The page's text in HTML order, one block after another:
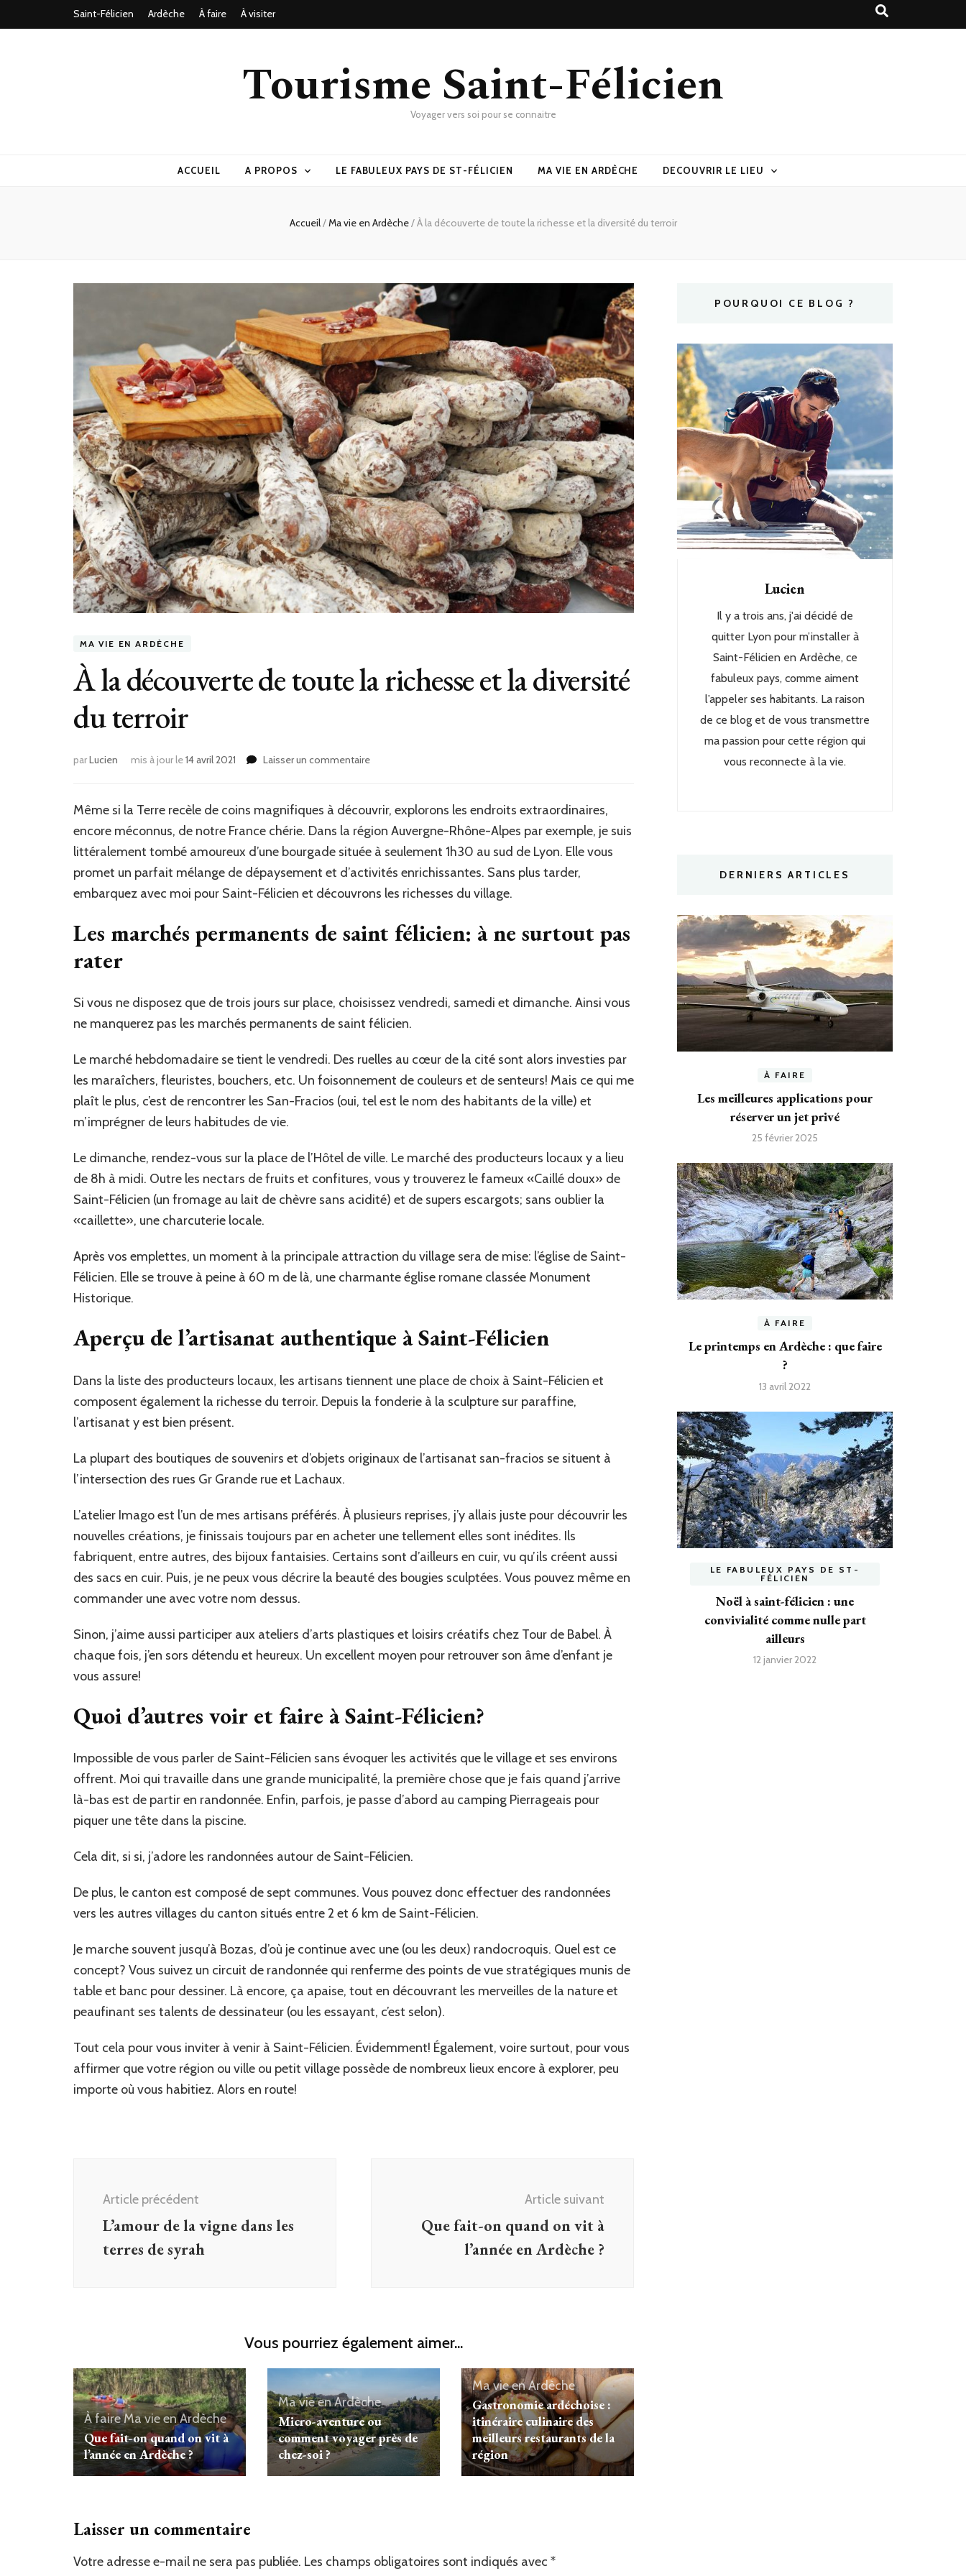
Saint-Félicien Ardèche À faire À visiter
Tourisme Saint-Félicien
Voyager vers soi pour se connaitre
ACCUEIL A PROPOS LE FABULEUX PAYS DE ST-FÉLICIEN MA VIE EN ARDÈCHE DECOUVRIR LE LIEU
Accueil/Ma vie en Ardèche/À la découverte de toute la richesse et la diversité du terroir
MA VIE EN ARDÈCHE
À la découverte de toute la richesse et la diversité
du terroir
parLucien mis à jour le14 avril 2021 Laisser un commentaire
découverte
toute
la
richesse
et
la
terroir
Même si la Terre recèle de coins magnifiques à découvrir, explorons les endroits extraordinaires,
encore méconnus, de notre France chérie. Dans la région Auvergne-Rhône-Alpes par exemple, je suis
littéralement tombé amoureux d’une bourgade située à seulement 1h30 au sud de Lyon. Elle vous
promet un parfait mélange de dépaysement et d’activités enrichissantes. Sans plus tarder,
embarquez avec moi pour Saint-Félicien et découvrons les richesses du village.
Les marchés permanents de saint félicien: à ne surtout pas
rater
Si vous ne disposez que de trois jours sur place, choisissez vendredi, samedi et dimanche. Ainsi vous
ne manquerez pas les marchés permanents de saint félicien.
Le marché hebdomadaire se tient le vendredi. Des ruelles au cœur de la cité sont alors investies par
les maraîchers, fleuristes, bouchers, etc. Un foisonnement de couleurs et de senteurs! Mais ce qui me
plaît le plus, c’est de rencontrer les San-Fracios (oui, tel est le nom des habitants de la ville) et
m’imprégner de leurs habitudes de vie.
Le dimanche, rendez-vous sur la place de l’Hôtel de ville. Le marché des producteurs locaux y a lieu
de 8h à midi. Outre les nectars de fruits et confitures, vous y trouverez le fameux «Caillé doux» de
Saint-Félicien (un fromage au lait de chèvre sans acidité) et de supers escargots; sans oublier la
«caillette», une charcuterie locale.
Après vos emplettes, un moment à la principale attraction du village sera de mise: l’église de Saint-
Félicien. Elle se trouve à peine à 60 m de là, une charmante église romane classée Monument
Historique.
Aperçu de l’artisanat authentique à Saint-Félicien
Dans la liste des producteurs locaux, les artisans tiennent une place de choix à Saint-Félicien et
composent également la richesse du terroir. Depuis la fonderie à la sculpture sur paraffine,
l’artisanat y est bien présent.
La plupart des boutiques de souvenirs et d’objets originaux de l’artisanat san-fracios se situent à
l’intersection des rues Gr Grande rue et Lachaux.
L’atelier Imago est l’un de mes artisans préférés. À plusieurs reprises, j’y allais juste pour découvrir les
nouvelles créations, je finissais toujours par en acheter une tellement elles sont inédites. Ils
fabriquent, entre autres, des bijoux fantaisies. Certains sont d’ailleurs en cuir, vu qu’ils créent aussi
des sacs en cuir. Puis, je ne peux vous décrire la beauté des bougies sculptées. Vous pouvez même en
commander une avec votre nom dessus.
Sinon, j’aime aussi participer aux ateliers d’arts plastiques et loisirs créatifs chez Tour de Babel. À
chaque fois, j’en sors détendu et heureux. Un excellent moyen pour retrouver son âme d’enfant je
vous assure!
Quoi d’autres voir et faire à Saint-Félicien?
Impossible de vous parler de Saint-Félicien sans évoquer les activités que le village et ses environs
offrent. Moi qui travaille dans une grande municipalité, la première chose que je fais quand j’arrive
là-bas est de partir en randonnée. Enfin, parfois, je passe d’abord au camping Pierrageais pour
piquer une tête dans la piscine.
Cela dit, si si, j’adore les randonnées autour de Saint-Félicien.
De plus, le canton est composé de sept communes. Vous pouvez donc effectuer des randonnées
vers les autres villages du canton situés entre 2 et 6 km de Saint-Félicien.
Je marche souvent jusqu’à Bozas, d’où je continue avec une (ou les deux) randocroquis. Quel est ce
concept? Vous suivez un circuit de randonnée qui renferme des points de vue stratégiques munis de
table et banc pour dessiner. Là encore, ça apaise, tout en découvrant les merveilles de la nature et
peaufinant ses talents de dessinateur (ou les essayant, c’est selon).
Tout cela pour vous inviter à venir à Saint-Félicien. Évidemment! Également, voire surtout, pour vous
affirmer que votre région ou ville ou petit village possède de nombreux lieux encore à explorer, peu
importe où vous habitiez. Alors en route!
d'article
Article précédent
L’amour de la vigne dans les
terres de syrah
Article suivant
Que fait-on quand on vit à
l’année en Ardèche ?
Vous pourriez également aimer...
À faireMa vie en Ardèche
Que fait-on quand on vit à
l’année en Ardèche ?
Ma vie en Ardèche
Micro-aventure ou
comment voyager près de
chez-soi ?
Ma vie en Ardèche
Gastronomie ardéchoise :
itinéraire culinaire des
meilleurs restaurants de la
région
Laisser un commentaire
Votre adresse e-mail ne sera pas publiée. Les champs obligatoires sont indiqués avec *
POURQUOI CE BLOG ?
Lucien
Il y a trois ans, j'ai décidé de
quitter Lyon pour m’installer à
Saint-Félicien en Ardèche, ce
fabuleux pays, comme aiment
l’appeler ses habitants. La raison
de ce blog et de vous transmettre
ma passion pour cette région qui
vous reconnecte à la vie.
DERNIERS ARTICLES
À FAIRE
Les meilleures applications pour
réserver un jet privé
25 février 2025
À FAIRE
Le printemps en Ardèche : que faire
?
13 avril 2022
LE FABULEUX PAYS DE ST-
FÉLICIEN
Noël à saint-félicien : une
convivialité comme nulle part
ailleurs
12 janvier 2022